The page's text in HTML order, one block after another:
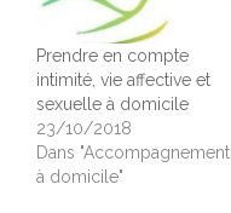
Prendre en compte
intimité, vie affective et
sexuelle à domicile
23/10/2018
Dans "Accompagnement
à domicile"